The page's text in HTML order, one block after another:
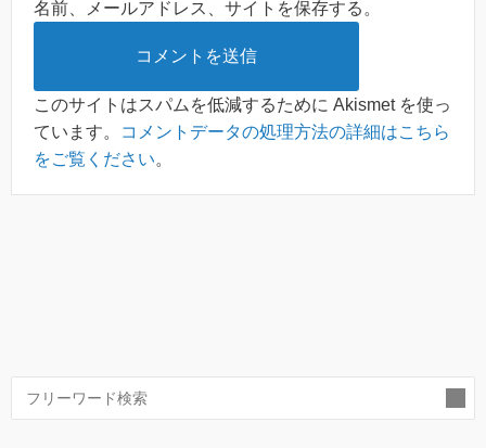
名前、メールアドレス、サイトを保存する。
このサイトはスパムを低減するために Akismet を使っ
ています。
コメントデータの処理方法の詳細はこちら
をご覧ください。